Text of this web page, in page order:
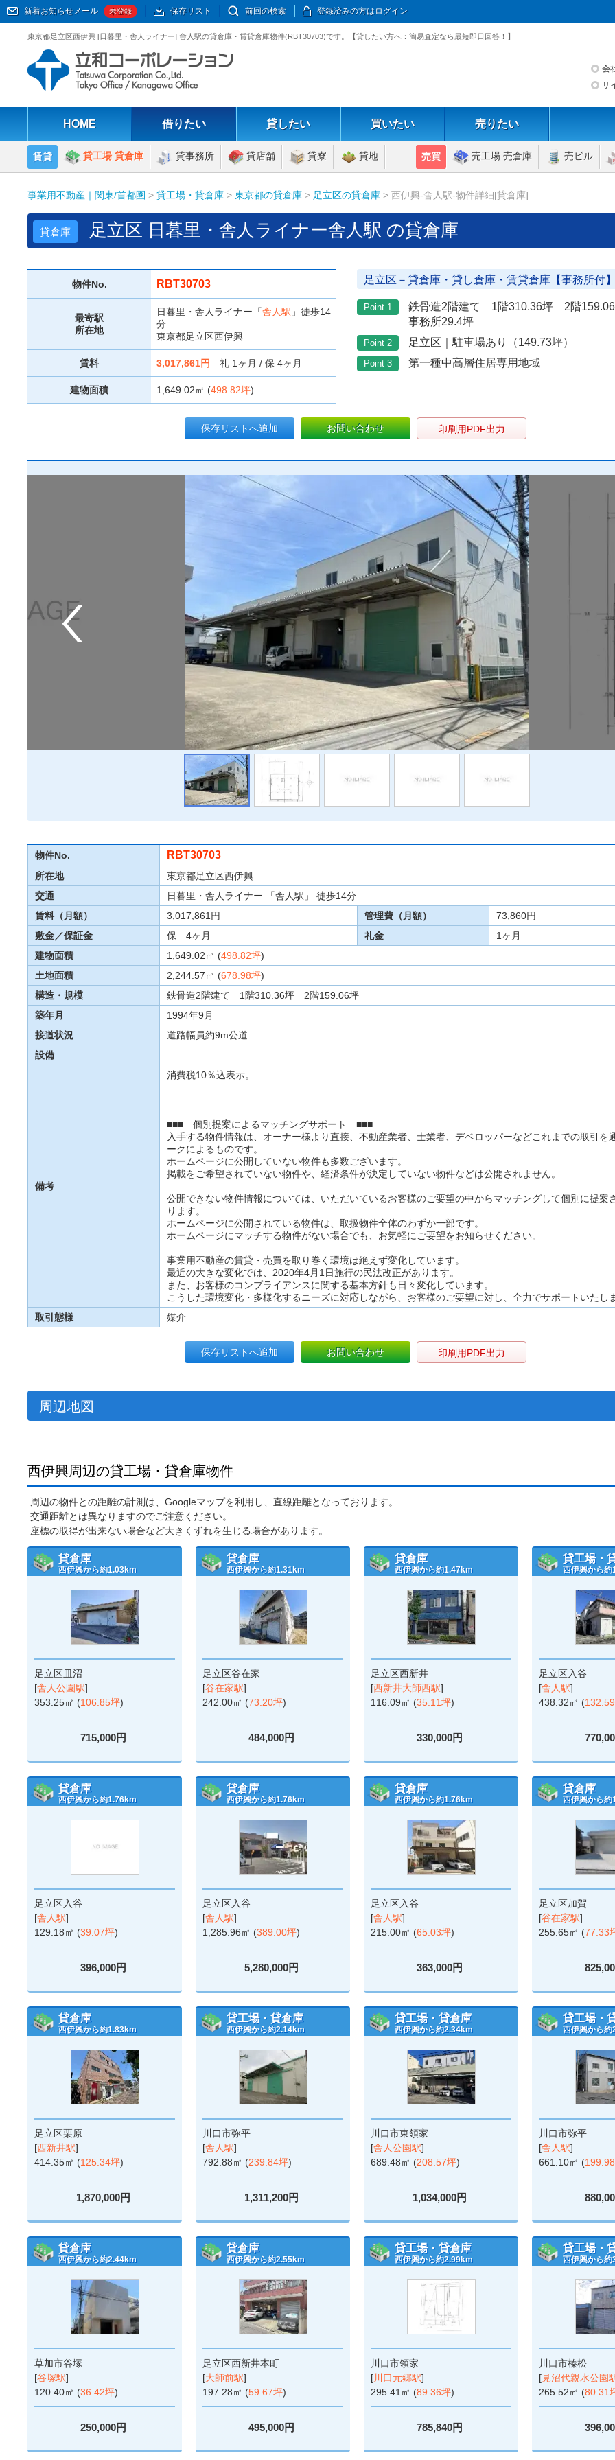
新着お知らせメール 未登録 保存リスト 前回の検索 登録済みの方はログイン
東京都足立区西伊興 [日暮里・舎人ライナー] 舎人駅の貸倉庫・賃貸倉庫物件(RBT30703)です。【貸したい方へ：簡易査定なら最短即日回答！】
会
サ
HOME 借りたい 貸したい 買いたい 売りたい
賃貸 貸工場 貸倉庫 貸事務所 貸店舗 貸寮 貸地 売買 売工場 売倉庫 売ビル
事業用不動産｜関東/首都圏 > 貸工場・貸倉庫 > 東京都の貸倉庫 > 足立区の貸倉庫 > 西伊興-舎人駅-物件詳細[貸倉庫]
貸倉庫 足立区 日暮里・舎人ライナー舎人駅 の貸倉庫
物件No. RBT30703
最寄駅
所在地
日暮里・舎人ライナー「舎人駅 」徒歩14
分
東京都足立区西伊興
賃料 3,017,861円 礼 1ヶ月 / 保 4ヶ月
建物面積 1,649.02㎡ (498.82坪)
足立区－貸倉庫・貸し倉庫・賃貸倉庫【事務所付
Point 1
鉄骨造2階建て 1階310.36坪 2階
事務所29.4坪
Point 2 足立区｜駐車場あり（149.73坪）
Point 3 第一種中高層住居専用地域
保存リストへ追加 お問い合わせ 印刷用PDF出力
物件No. RBT30703
所在地
東京都足立区西伊興
交通
日暮里・舎人ライナー 「舎人駅」 徒歩14分
賃料（月額）
3,017,861円 管理費（月額）
73,860円
敷金／保証金
保 4ヶ月 礼金
1ヶ月
建物面積
1,649.02㎡ (498.82坪)
土地面積
2,244.57㎡ (678.98坪)
構造・規模
鉄骨造2階建て 1階310.36坪 2階159.06坪
築年月
1994年9月
接道状況
道路幅員約9m公道
設備
備考
消費税10％込表示。
■■■ 個別提案によるマッチングサポート ■■■
入手する物件情報は、オーナー様より直接、不動産業者、士業者、デベロッパーなどこれまでの取引を
ークによるものです。
ホームページに公開していない物件も多数ございます。
掲載をご希望されていない物件や、経済条件が決定していない物件などは公開されません。
公開できない物件情報については、いただいているお客様のご要望の中からマッチングして個別に提案
ります。
ホームページに公開されている物件は、取扱物件全体のわずか一部です。
ホームページにマッチする物件がない場合でも、お気軽にご要望をお知らせください。
事業用不動産の賃貸・売買を取り巻く環境は絶えず変化しています。
最近の大きな変化では、2020年4月1日施行の民法改正があります。
また、お客様のコンプライアンスに関する基本方針も日々変化しています。
こうした環境変化・多様化するニーズに対応しながら、お客様のご要望に対し、全力でサポートいたし
取引態様
媒介
保存リストへ追加 お問い合わせ 印刷用PDF出力
周辺地図
西伊興周辺の貸工場・貸倉庫物件
周辺の物件との距離の計測は、Googleマップを利用し、直線距離となっております。
交通距離とは異なりますのでご注意ください。
座標の取得が出来ない場合など大きくずれを生じる場合があります。
貸倉庫
西伊興から約1.03km
足立区皿沼
[舎人公園駅]
353.25㎡ (106.85坪)
715,000円
貸倉庫
西伊興から約1.31km
足立区谷在家
[谷在家駅]
242.00㎡ (73.20坪)
484,000円
貸倉庫
西伊興から約1.47km
足立区西新井
[西新井大師西駅]
116.09㎡ (35.11坪)
330,000円
貸工場・
西伊興から
足立区入谷
[舎人駅]
438.32㎡ (
貸倉庫
西伊興から約1.76km
足立区入谷
[舎人駅]
129.18㎡ (39.07坪)
396,000円
貸倉庫
西伊興から約1.76km
足立区入谷
[舎人駅]
1,285.96㎡ (389.00坪)
5,280,000円
貸倉庫
西伊興から約1.76km
足立区入谷
[舎人駅]
215.00㎡ (65.03坪)
363,000円
貸倉庫
西伊興から
足立区加賀
[谷在家駅]
255.65㎡ (77.33
貸倉庫
西伊興から約1.83km
足立区栗原
[西新井駅]
414.35㎡ (125.34坪)
1,870,000円
貸工場・貸倉庫
西伊興から約2.14km
川口市弥平
[舎人駅]
792.88㎡ (239.84坪)
1,311,200円
貸工場・貸倉庫
西伊興から約2.34km
川口市東領家
[舎人公園駅]
689.48㎡ (208.57坪)
1,034,000円
貸工場・
西伊興から
川口市弥平
[舎人駅]
661.10㎡ (
貸倉庫
西伊興から約2.44km
草加市谷塚
[谷塚駅]
120.40㎡ (36.42坪)
250,000円
貸倉庫
西伊興から約2.55km
足立区西新井本町
[大師前駅]
197.28㎡ (59.67坪)
495,000円
貸工場・貸倉庫
西伊興から約2.99km
川口市領家
[川口元郷駅]
295.41㎡ (89.36坪)
785,840円
貸工場・
西伊興から
川口市榛松
[見沼代親水公園
265.52㎡ (80.31